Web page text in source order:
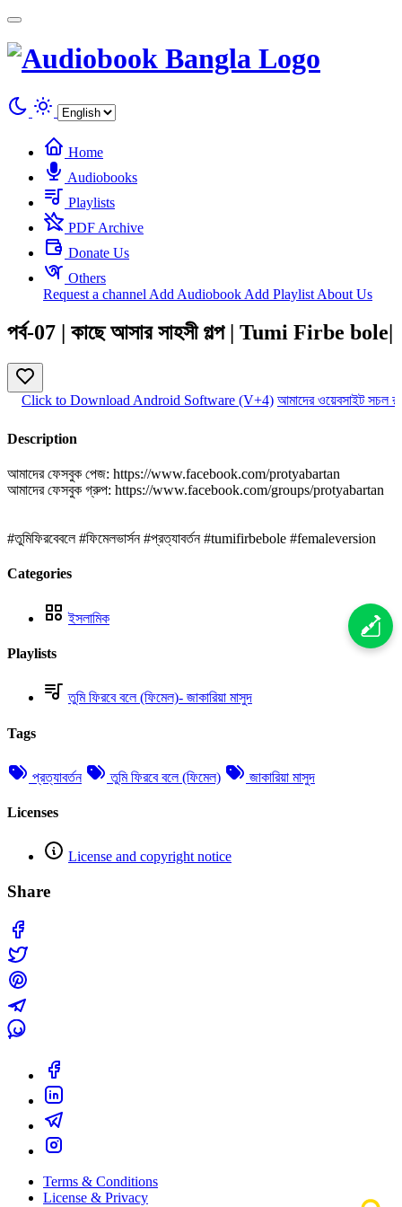
Home
Audiobooks
Playlists
PDF Archive
Donate Us
Others
Request a channel Add Audiobook Add Playlist About Us
পর্ব-07 | কাছে আসার সাহসী গল্প | Tumi Firbe bole|
Click to Download Android Software (V+4) আমাদের ওয়েবসাইট সচল
Description
আমাদের ফেসবুক পেজ: https://www.facebook.com/protyabartan
আমাদের ফেসবুক গ্রুপ: https://www.facebook.com/groups/protyabartan
#তুমিফিরবেবলে #ফিমেলভার্সন #প্রত্যাবর্তন #tumifirbebole #femaleversion
Categories
ইসলামিক
Playlists
তুমি ফিরবে বলে (ফিমেল)- জাকারিয়া মাসুদ
Tags
প্রত্যাবর্তন তুমি ফিরবে বলে (ফিমেল) জাকারিয়া মাসুদ
Licenses
License and copyright notice
Share
Terms & Conditions
License & Privacy